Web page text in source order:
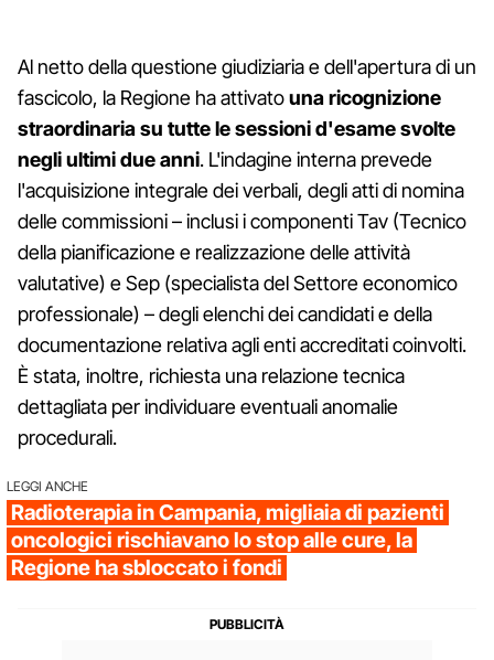
Al netto della questione giudiziaria e dell'apertura di un
fascicolo, la Regione ha attivatouna ricognizione
straordinaria su tutte le sessioni d'esame svolte
negli ultimi due anni. L'indagine interna prevede
l'acquisizione integrale dei verbali, degli atti di nomina
delle commissioni – inclusi i componenti Tav (Tecnico
della pianificazione e realizzazione delle attività
valutative) e Sep (specialista del Settore economico
professionale) – degli elenchi dei candidati e della
documentazione relativa agli enti accreditati coinvolti.
È stata, inoltre, richiesta una relazione tecnica
dettagliata per individuare eventuali anomalie
procedurali.
LEGGI ANCHE
Radioterapia in Campania, migliaia di pazienti
oncologici rischiavano lo stop alle cure, la
Regione ha sbloccato i fondi